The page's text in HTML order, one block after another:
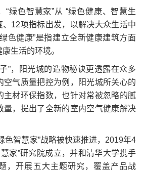
色智慧家”从 “绿色健康、智慧生
、12项指标出发，以解决大众生活中
色健康”是指建立全新健康建筑方面
生活的环境。
，阳光城的造物秘诀更透露在众多
空气质量把控为例，阳光城所关心的
主材环保指数，也针对常被忽略的腻
量，提出了全新的室内空气健康解决
智慧家”战略被快速推进，2019年4
家”研究院成立，并和清华大学携手
，开展五大主题研究，覆盖产品战